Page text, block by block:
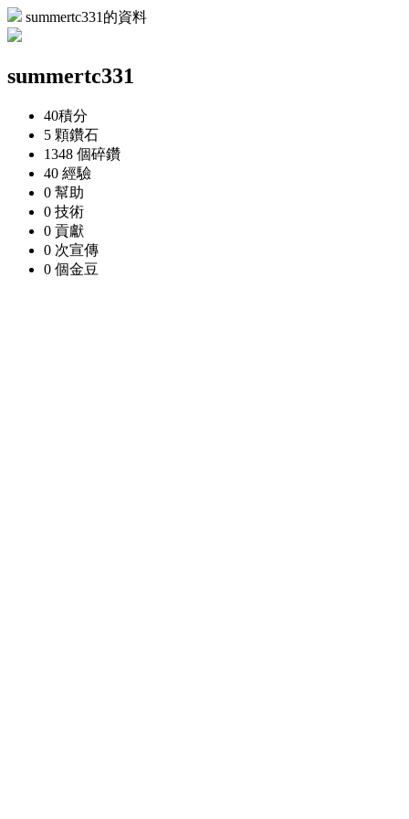
summertc331的資料
summertc331
40積分
5 顆鑽石
1348 個碎鑽
40 經驗
0 幫助
0 技術
0 貢獻
0 次宣傳
0 個金豆